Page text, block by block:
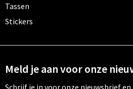
Tassen
Stickers
Meld je aan voor onze
Schrijf je in voor onze nieuwsbrief